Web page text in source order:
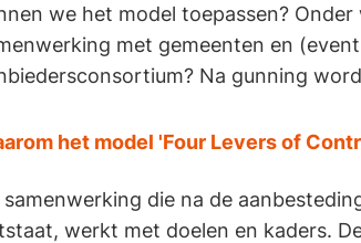
we het model toepassen?
met gemeenten en
Na gunning
het model 'Four Levers of
samenwerking die na de
werkt met doelen en kaders.